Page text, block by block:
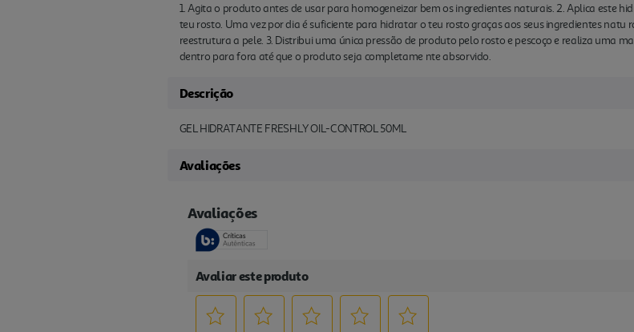
1. Agita o produto antes de usar para homogeneizar bem os ingredientes naturais. 2. Aplica este
teu rosto. Uma vez por dia é suficiente para hidratar o teu rosto graças aos seus ingredientes natu
reestrutura a pele. 3. Distribui uma única pressão de produto pelo rosto e pescoço e realiza uma
dentro para fora até que o produto seja completame nte absorvido.
Descrição
GEL HIDRATANTE FRESHLY OIL-CONTROL 50ML
Avaliações